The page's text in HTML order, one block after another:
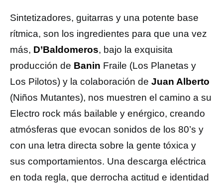
Sintetizadores, guitarras y una potente base
rítmica, son los ingredientes para que una vez
más, D’Baldomeros, bajo la exquisita
producción de Banin Fraile (Los Planetas y
Los Pilotos) y la colaboración de Juan Alberto
(Niños Mutantes), nos muestren el camino a su
Electro rock más bailable y enérgico, creando
atmósferas que evocan sonidos de los 80’s y
con una letra directa sobre la gente tóxica y
sus comportamientos. Una descarga eléctrica
en toda regla, que derrocha actitud e identidad